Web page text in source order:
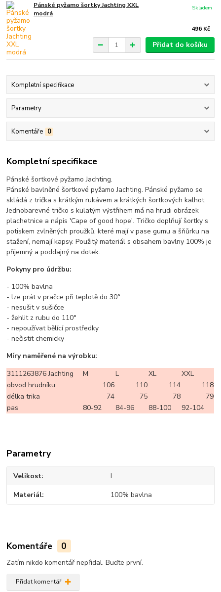
Pánské pyžamo šortky Jachting XXL
modrá
496 Kč
Skladem
Přidat do košíku
Kompletní specifikace
Parametry
Komentáře 0
Kompletní specifikace
Pánské šortkové pyžamo Jachting.
Pánské bavlněné šortkové pyžamo Jachting. Pánské pyžamo se
skládá z trička s krátkým rukávem a krátkých šortkových kalhot.
Jednobarevné tričko s kulatým výstřihemmá na hrudi obrázek
plachetnice a nápis 'Cape of good hope'. Tričko doplňují šortky s
potiskem zvlněných proužků, které mají v pase gumu a šňůrku na
stažení, nemají kapsy. Použitý materiál s obsahem bavlny 100% je
příjemný a poddajný na dotek.
Pokyny pro údržbu:
- 100% bavlna
- lze prát v pračce při teplotě do 30°
- nesušit v sušičce
- žehlit z rubu do 110°
- nepoužívat bělící prostředky
- nečistit chemicky
Míry naměřené na výrobku:
3111263876 Jachting
M L XL
XXL
obvod hrudníku
106 110 114
118
délka trika
74 75 78
79
pas
80-92 84-96 88-100 92-104
Parametry
Velikost L
Materiál 100% bavlna
Komentáře 0
Zatím nikdo komentář nepřidal. Buďte první.
Přidat komentář